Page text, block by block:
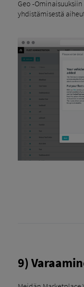
Geo -
yhdistämisestä
9)